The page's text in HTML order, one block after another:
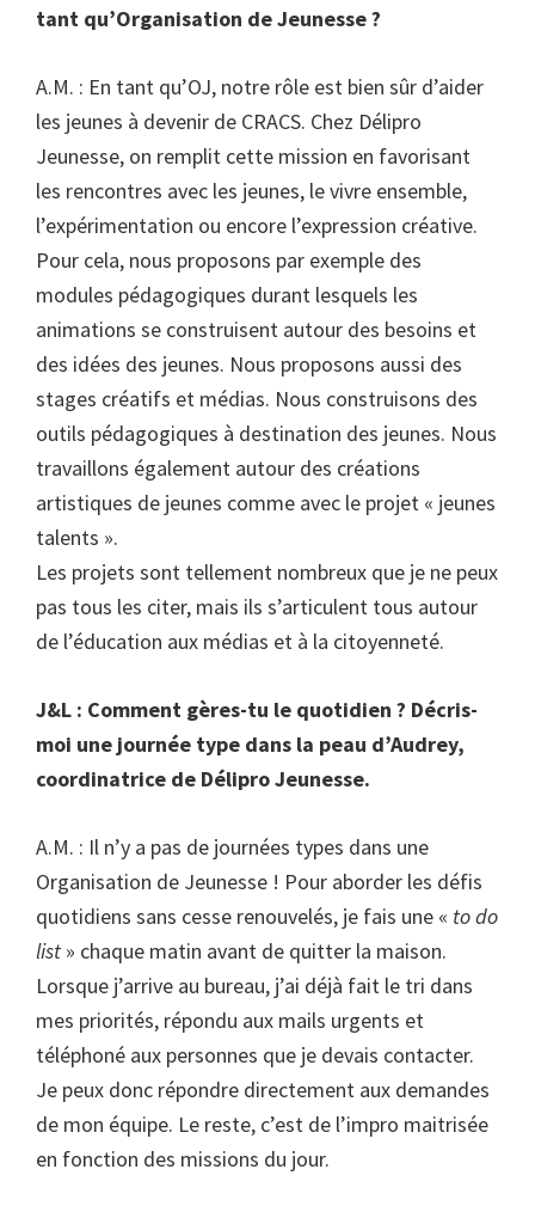
tant qu’Organisation de Jeunesse ?
A.M. : En tant qu’OJ, notre rôle est bien sûr d’aider
les jeunes à devenir de CRACS. Chez Délipro
Jeunesse, on remplit cette mission en favorisant
les rencontres avec les jeunes, le vivre ensemble,
l’expérimentation ou encore l’expression créative.
Pour cela, nous proposons par exemple des
modules pédagogiques durant lesquels les
animations se construisent autour des besoins et
des idées des jeunes. Nous proposons aussi des
stages créatifs et médias. Nous construisons des
outils pédagogiques à destination des jeunes. Nous
travaillons également autour des créations
artistiques de jeunes comme avec le projet « jeunes
talents ».
Les projets sont tellement nombreux que je ne peux
pas tous les citer, mais ils s’articulent tous autour
de l’éducation aux médias et à la citoyenneté.
J&L : Comment gères-tu le quotidien ? Décris-
moi une journée type dans la peau d’Audrey,
coordinatrice de Délipro Jeunesse.
A.M. : Il n’y a pas de journées types dans une
Organisation de Jeunesse ! Pour aborder les défis
quotidiens sans cesse renouvelés, je fais une « to do
list » chaque matin avant de quitter la maison.
Lorsque j’arrive au bureau, j’ai déjà fait le tri dans
mes priorités, répondu aux mails urgents et
téléphoné aux personnes que je devais contacter.
Je peux donc répondre directement aux demandes
de mon équipe. Le reste, c’est de l’impro maitrisée
en fonction des missions du jour.